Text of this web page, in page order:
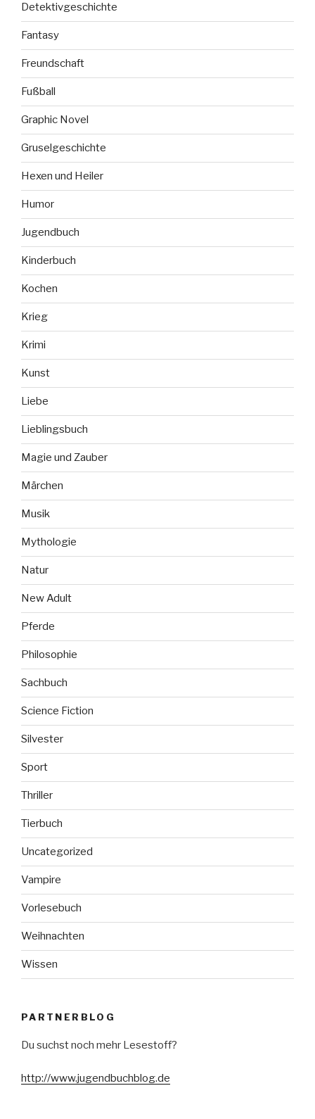
Detektivgeschichte
Fantasy
Freundschaft
Fußball
Graphic Novel
Gruselgeschichte
Hexen und Heiler
Humor
Jugendbuch
Kinderbuch
Kochen
Krieg
Krimi
Kunst
Liebe
Lieblingsbuch
Magie und Zauber
Märchen
Musik
Mythologie
Natur
New Adult
Pferde
Philosophie
Sachbuch
Science Fiction
Silvester
Sport
Thriller
Tierbuch
Uncategorized
Vampire
Vorlesebuch
Weihnachten
Wissen
PARTNERBLOG
Du suchst noch mehr Lesestoff?
http://www.jugendbuchblog.de